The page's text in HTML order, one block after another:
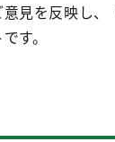
見を反映し
す。